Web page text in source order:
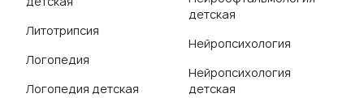
Литотрипсия
Логопедия
Логопедия детская
детская
Нейропсихология
Нейропсихология
детская